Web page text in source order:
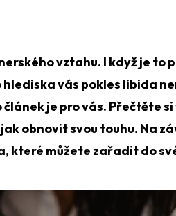
vztahu. I když je to
vás pokles libida
je pro vás. Přečtěte
obnovit svou touhu. Na
které můžete zařadit do